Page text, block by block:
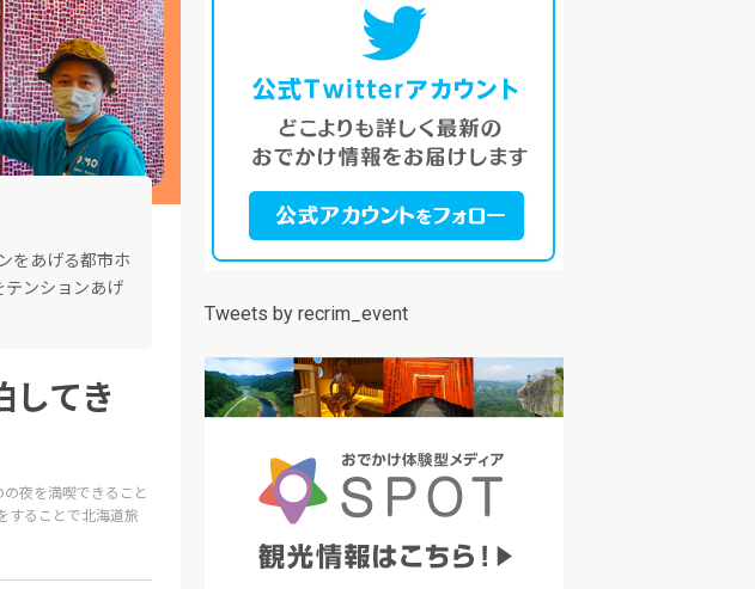
をあげる都市ホ
テンションあげ
してき
夜を満喫できること
することで北海道旅
Tweets by recrim_event